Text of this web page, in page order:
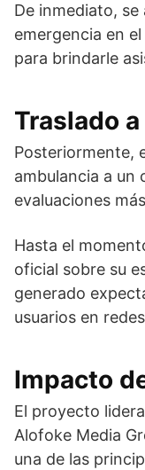
De inmediato,
emergencia en
para brindarle
Traslado
Posteriormente,
ambulancia a un
evaluaciones
Hasta el
oficial sobre su
generado
usuarios en
Impacto
El proyecto
Alofoke Media
una de las